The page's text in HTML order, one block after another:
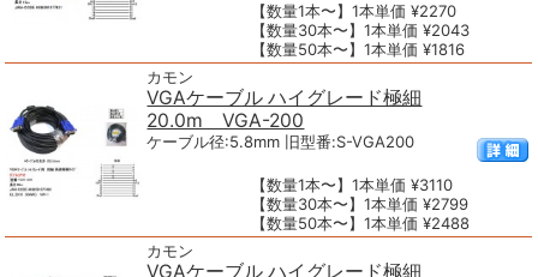
【数量1本〜】1本単価 ¥2270
【数量30本〜】1本単価 ¥2043
【数量50本〜】1本単価 ¥1816
カモン
VGAケーブル ハイグレード極細
20.0m VGA-200
ケーブル径:5.8mm 旧型番:S-VGA200
【数量1本〜】1本単価 ¥3110
【数量30本〜】1本単価 ¥2799
【数量50本〜】1本単価 ¥2488
カモン
VGAケーブル ハイグレード極細